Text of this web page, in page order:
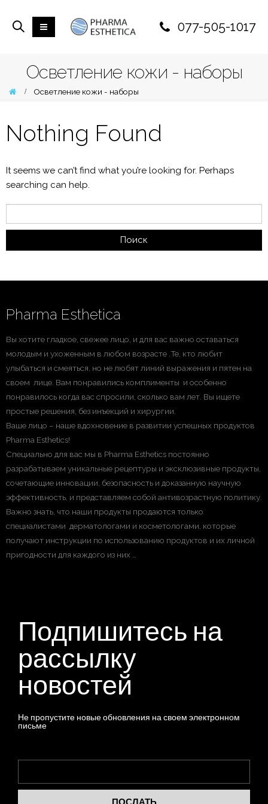
077-505-1017
Осветление кожи - наборы
Осветление кожи - наборы
Nothing Found
It seems we can’t find what you’re looking for. Perhaps
searching can help.
Pharma Esthetica
Вы хотите гладкое, свежее лицо, и для вас важно оставаться
молодым и ухоженным в любом возрасте .Те, кто любит
улыбаться и смеяться, но не любят линий выражения и пятен на
своем лице. Вам понравились комплименты и особенно
понравилось когда вас спросили, сколько вам лет. Вы ищете
простые решения, без инъекций и хирургии.
Ваше лицо – наше вдохновение в развитии успешных продуктов
Pharma Esthetics!
Специально для вас мы в Pharma Esthetics постоянно
разрабатываем уникальные рецептуры и эксклюзивные продукты,
сочетающие инновации, безопасность и доказанную научную
эффективность, и представляем собой антивозрастную политику.
Важно знать, что наши продукты продаются только
специалистами дерматологами и косметологами, которые
получают инструкции по использованию продуктов и их личной
пригодности для каждого из них …
Подпишитесь на
рассылку
новостей
Не пропустите новые обновления на своем электронном
письме
ПОСЛАТЬ